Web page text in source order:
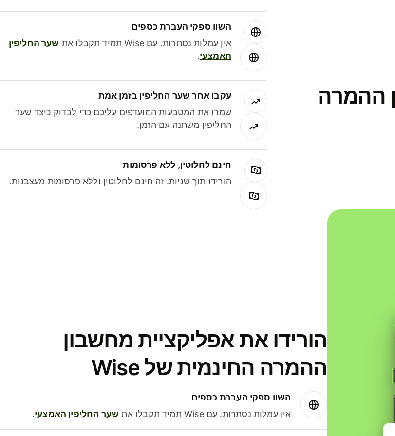
ההמרה
השוו ספקי העברת כספים
אין עמלות נסתרות. עם Wise תמיד תקבלו את
שער החליפין
האמצעי.
עקבו אחר שער החליפין בזמן אמת
שמרו את המטבעות המועדפים עליכם כדי לבדוק כיצד שער
החליפין משתנה עם הזמן.
חינם לחלוטין, ללא פרסומות
הורידו תוך שניות. זה חינם לחלוטין וללא פרסומות מעצבנות.
הורידו את אפליקציית מחשבון
ההמרה החינמית של Wise
השוו ספקי העברת כספים
אין עמלות נסתרות. עם Wise תמיד תקבלו את
שער החליפין האמצעי.